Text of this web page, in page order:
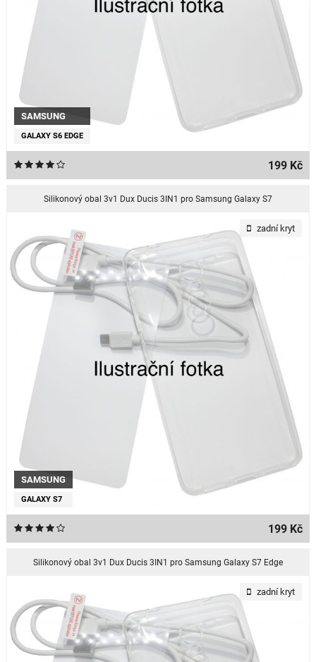
SAMSUNG
GALAXY S6 EDGE
199 Kč
Silikonový obal 3v1 Dux Ducis 3IN1 pro Samsung Galaxy S7
SAMSUNG
GALAXY S7
zadní kryt
199 Kč
Silikonový obal 3v1 Dux Ducis 3IN1 pro Samsung Galaxy S7 Edge
zadní kryt